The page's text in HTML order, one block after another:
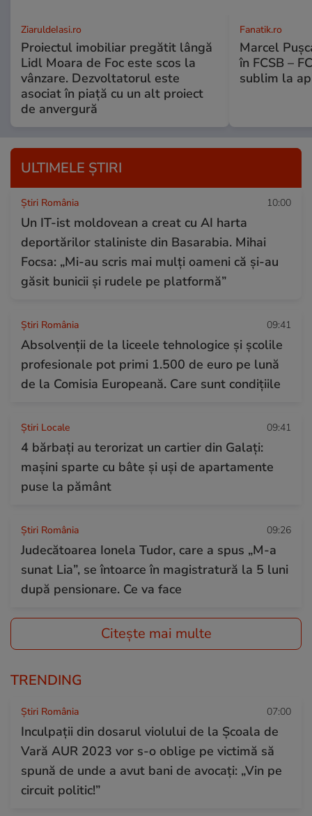
ZiaruldeIasi.ro
Proiectul imobiliar pregătit lângă
Lidl Moara de Foc este scos la
vânzare. Dezvoltatorul este
asociat în piață cu un alt proiect
de anvergură
Fanatik.ro
Marcel
în FCSB –
sublim la
ULTIMELE ȘTIRI
Știri România 10:00
Un IT-ist moldovean a creat cu AI harta
deportărilor staliniste din Basarabia. Mihai
Focsa: „Mi-au scris mai mulți oameni că și-au
găsit bunicii și rudele pe platformă”
Știri România 09:41
Absolvenții de la liceele tehnologice și școlile
profesionale pot primi 1.500 de euro pe lună
de la Comisia Europeană. Care sunt condițiile
Știri Locale 09:41
4 bărbați au terorizat un cartier din Galați:
mașini sparte cu bâte și uși de apartamente
puse la pământ
Știri România 09:26
Judecătoarea Ionela Tudor, care a spus „M-a
sunat Lia”, se întoarce în magistratură la 5 luni
după pensionare. Ce va face
Citește mai multe
TRENDING
Știri România 07:00
Inculpații din dosarul violului de la Școala de
Vară AUR 2023 vor s-o oblige pe victimă să
spună de unde a avut bani de avocați: „Vin pe
circuit politic!”